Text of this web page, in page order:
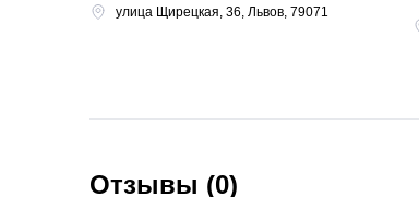
улица Щирецкая, 36, Львов, 79071
Отзывы (0)